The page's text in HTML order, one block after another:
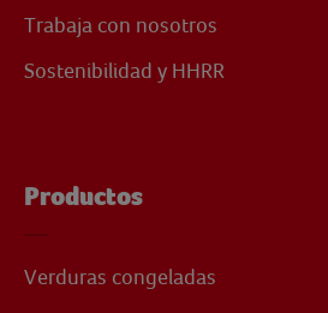
Trabaja con nosotros
Sostenibilidad y HHRR
Productos
Verduras congeladas